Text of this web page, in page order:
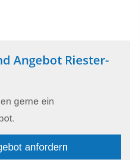
Angebot Riester-
gerne ein
anfordern